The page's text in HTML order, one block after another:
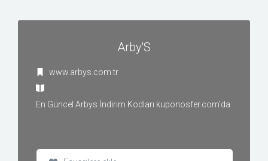
Arby'S
www.arbys.com.tr
En Güncel Arbys İndirim Kodları kuponosfer.com'da